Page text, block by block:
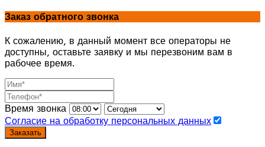
Заказ обратного звонка
К сожалению, в данный момент все операторы не
доступны, оставьте заявку и мы перезвоним вам в
рабочее время.
Время звонка
Согласие на обработку персональных данных
Заказать